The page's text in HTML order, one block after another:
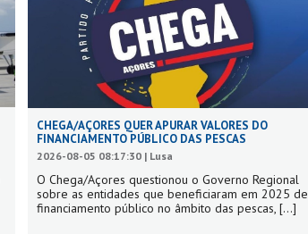
CHEGA/AÇORES QUER APURAR VALORES DO
FINANCIAMENTO PÚBLICO DAS PESCAS
2026-08-05 08:17:30 | Lusa
O Chega/Açores questionou o Governo Regional
sobre as entidades que beneficiaram em 2025 de
financiamento público no âmbito das pescas, [...]